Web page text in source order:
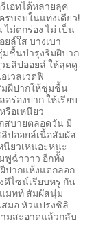
เอทได้หลายลุค
รบจบในแท่งเดียว!
ม่ตกร่อง ไม่ เป็น
ล์ใส บางเบา
มชื้นบำรุงริมฝีปาก
ยลิปออยล์ ให้ลุคดู
เวลเวตฟิ
ฝีปากให้ชุ่มชื้น
ร่องปาก ให้เรียบ
รือเหนียว
สบายตลอดวัน มี
ปออยล์เนื้อสัมผัส
นียวเหนอะหนะ
ฉ่ำวาว อีกทั้ง
ปากแห้งแตกลอก
ดีไซน์เรียบหรู กัน
มทท์ สัมผัสนุ่ม
มอ หัวแปรงซิลิ
มสะอาดแล้วกลับ